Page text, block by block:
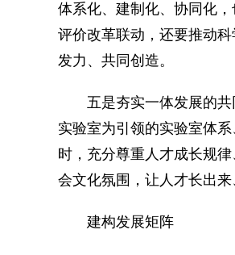
体系化、建制化、协同化
评价改革联动，还要推动
发力、共同创造。
五是夯实一体发展的共
实验室为引领的实验室体
时，充分尊重人才成长规
会文化氛围，让人才长出来
建构发展矩阵